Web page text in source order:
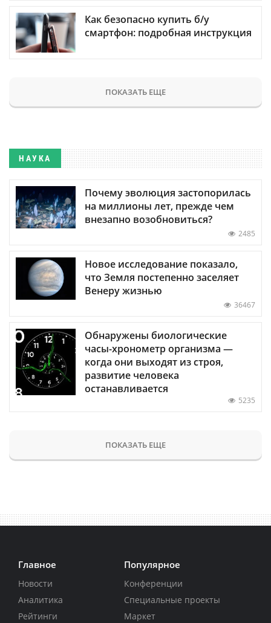
Как безопасно купить б/у
смартфон: подробная инструкция
ПОКАЗАТЬ ЕЩЕ
НАУКА
Почему эволюция застопорилась
на миллионы лет, прежде чем
внезапно возобновиться?
2485
Новое исследование показало,
что Земля постепенно заселяет
Венеру жизнью
36467
Обнаружены биологические
часы-хронометр организма —
когда они выходят из строя,
развитие человека
останавливается
5235
ПОКАЗАТЬ ЕЩЕ
Главное
Новости
Аналитика
Рейтинги
Популярное
Конференции
Специальные проекты
Маркет